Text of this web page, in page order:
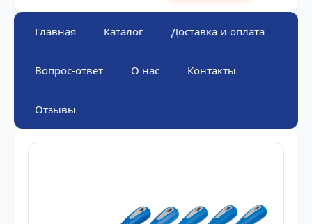
Главная Каталог Доставка и оплата
Вопрос-ответ О нас Контакты
Отзывы